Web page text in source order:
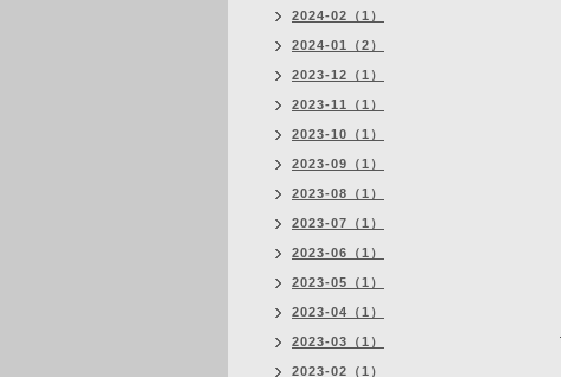
2024-02（1）
2024-01（2）
2023-12（1）
2023-11（1）
2023-10（1）
2023-09（1）
2023-08（1）
2023-07（1）
2023-06（1）
2023-05（1）
2023-04（1）
2023-03（1）
2023-02（1）